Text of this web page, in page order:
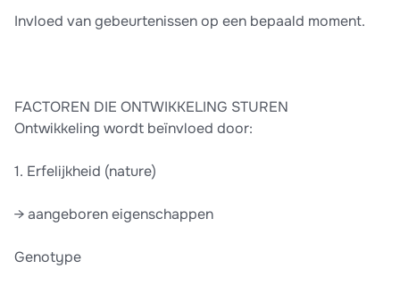
Invloed van gebeurtenissen op een bepaald moment.
FACTOREN DIE ONTWIKKELING STUREN
Ontwikkeling wordt beïnvloed door:
1. Erfelijkheid (nature)
→ aangeboren eigenschappen
Genotype